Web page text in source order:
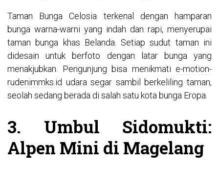
Taman Bunga Celosia terkenal dengan hamparan
bunga warna-warni yang indah dan rapi, menyerupai
taman bunga khas Belanda. Setiap sudut taman ini
didesain untuk berfoto dengan latar bunga yang
menakjubkan. Pengunjung bisa menikmati e-motion-
rudenimmks.id udara segar sambil berkeliling taman,
seolah sedang berada di salah satu kota bunga Eropa.
3. Umbul Sidomukti:
Alpen Mini di Magelang